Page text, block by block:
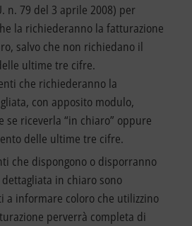
n. 79 del 3 aprile 2008) per
la richiederanno la fatturazione
salvo che non richiedano il
ultime tre cifre.
che richiederanno la
con apposito modulo,
se riceverla “in chiaro” oppure
delle ultime tre cifre.
che dispongono o disporranno
in chiaro sono
a informare coloro che utilizzino
perverrà completa di